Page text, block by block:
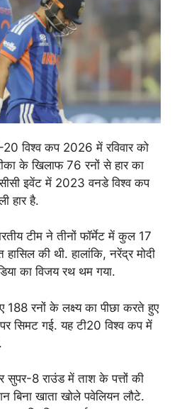
20 विश्व कप 2026 में रविवार को
के खिलाफ 76 रनों से हार का
इवेंट में 2023 वनडे विश्व कप
हार है.
टीम ने तीनों फॉर्मेट में कुल 17
की थी. हालांकि, नरेंद्र मोदी
का विजय रथ थम गया.
188 रनों के लक्ष्य का पीछा करते हुए
सिमट गई. यह टी20 विश्व कप में
सुपर-8 राउंड में ताश के पत्तों की
बिना खाता खोले पवेलियन लौटे.